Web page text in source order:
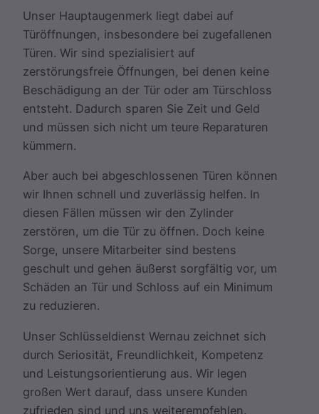
Unser Hauptaugenmerk liegt dabei auf
Türöffnungen, insbesondere bei zugefallenen
Türen. Wir sind spezialisiert auf
zerstörungsfreie Öffnungen, bei denen keine
Beschädigung an der Tür oder am Türschloss
entsteht. Dadurch sparen Sie Zeit und Geld
und müssen sich nicht um teure Reparaturen
kümmern.
Aber auch bei abgeschlossenen Türen können
wir Ihnen schnell und zuverlässig helfen. In
diesen Fällen müssen wir den Zylinder
zerstören, um die Tür zu öffnen. Doch keine
Sorge, unsere Mitarbeiter sind bestens
geschult und gehen äußerst sorgfältig vor, um
Schäden an Tür und Schloss auf ein Minimum
zu reduzieren.
Unser Schlüsseldienst Wernau zeichnet sich
durch Seriosität, Freundlichkeit, Kompetenz
und Leistungsorientierung aus. Wir legen
großen Wert darauf, dass unsere Kunden
zufrieden sind und uns weiterempfehlen.